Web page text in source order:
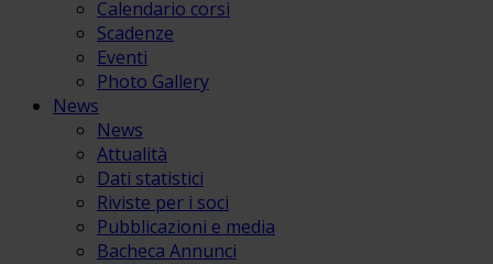
Calendario corsi
Scadenze
Eventi
Photo Gallery
News
News
Attualità
Dati statistici
Riviste per i soci
Pubblicazioni e media
Bacheca Annunci